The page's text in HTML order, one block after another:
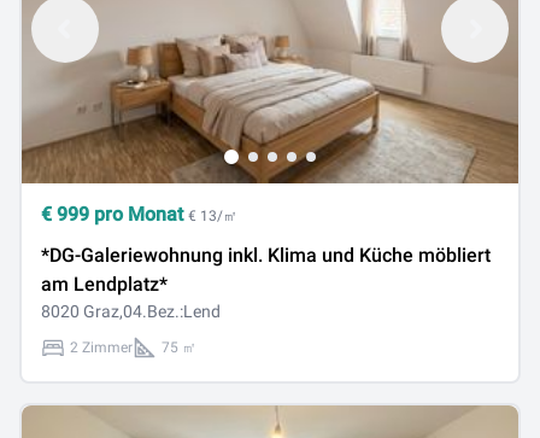
€ 999 pro Monat € 13/㎡
*DG-Galeriewohnung inkl. Klima und Küche möbliert
am Lendplatz*
8020 Graz,04.Bez.:Lend
2 Zimmer 75 ㎡